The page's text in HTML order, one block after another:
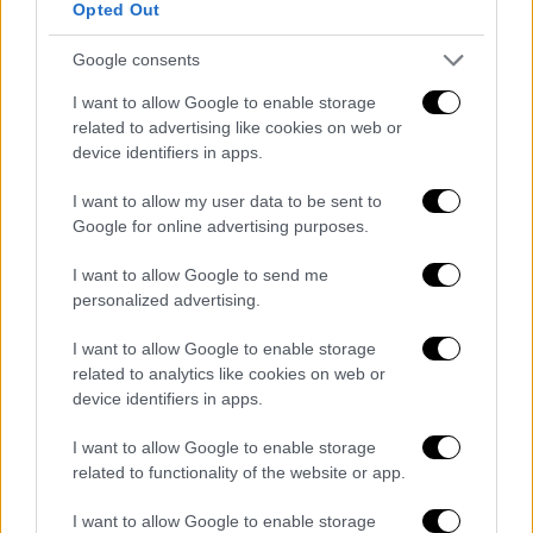
Opted Out
Google consents
I want to allow Google to enable storage
related to advertising like cookies on web or
device identifiers in apps.
I want to allow my user data to be sent to
Google for online advertising purposes.
I want to allow Google to send me
personalized advertising.
I want to allow Google to enable storage
related to analytics like cookies on web or
device identifiers in apps.
I want to allow Google to enable storage
related to functionality of the website or app.
I want to allow Google to enable storage
Θερμοκρασία: Από 10 έως 24 βαθμούς
Κελσίου. Στη δυτική Μακεδονία η μέγιστη 2
ΝΗΣΙΑ ΙΟΝΙΟΥ, ΗΠΕΙΡΟΣ, ΔΥΤΙΚΗ ΣΤΕΡΕΑ,
ΔΥΤΙΚΗ ΠΕΛΟΠΟΝΝΗΣΟΣ
Καιρός: Στο Ιόνιο αραιές νεφώσεις κατά
τόπους πιο πυκνές. Στις υπόλοιπες
περιοχές αραιές νεφώσεις που γρήγορα θα
πυκνώσουν και τις μεσημβρινές και
στην Ηπειρο και τη δυτική Στερεά κατά
τόπους βροχές ή όμβροι και στα ορεινά
μεμονωμένες καταιγίδες.
Άνεμοι: Δυτικοί βορειοδυτικοί 4 με 5 και
βαθμιαία στο Ιόνιο 5 με 6 μποφόρ.
Θερμοκρασία: Από 13 έως 23 βαθμούς